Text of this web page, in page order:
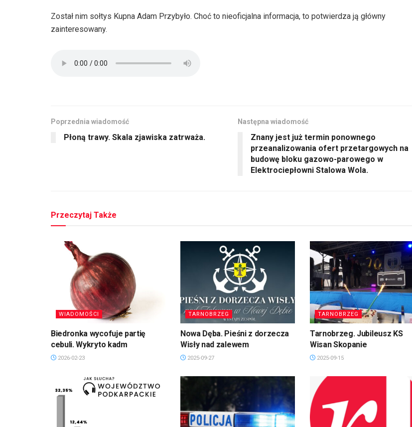
Został nim sołtys Kupna Adam Przybyło. Choć to nieoficjalna informacja, to potwierdza ją główny
zainteresowany.
Poprzednia wiadomość
Płoną trawy. Skala zjawiska zatrważa.
Następna wiadomość
Znany jest już termin ponownego
przeanalizowania ofert przetargowych na
budowę bloku gazowo-parowego w
Elektrociepłowni Stalowa Wola.
Przeczytaj Także
WIADOMOŚCI
Biedronka wycofuje partię
cebuli. Wykryto kadm
2026-02-23
TARNOBRZEG
Nowa Dęba. Pieśni z dorzecza
Wisły nad zalewem
2025-09-27
TARNOBRZEG
Tarnobrzeg. Jubileusz KS
Wisan Skopanie
2025-09-15